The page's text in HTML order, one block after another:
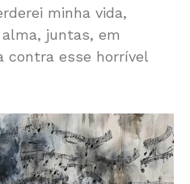
minha vida,
juntas, em
contra esse horrível